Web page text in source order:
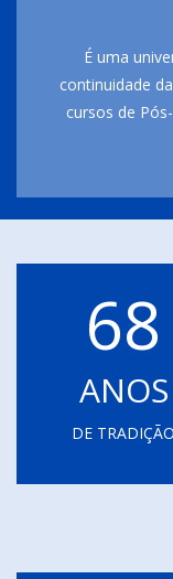
É uma
continuidade
cursos de
68
ANOS
DE TRADIÇÃO